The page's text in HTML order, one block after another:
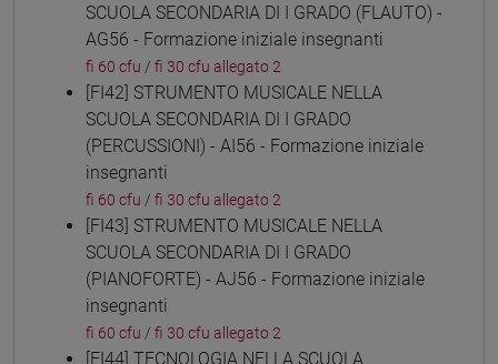
SCUOLA SECONDARIA DI I GRADO (FLAUTO) -
AG56 - Formazione iniziale insegnanti
fi 60 cfu / fi 30 cfu allegato 2
[FI42] STRUMENTO MUSICALE NELLA
SCUOLA SECONDARIA DI I GRADO
(PERCUSSIONI) - AI56 - Formazione iniziale
insegnanti
fi 60 cfu / fi 30 cfu allegato 2
[FI43] STRUMENTO MUSICALE NELLA
SCUOLA SECONDARIA DI I GRADO
(PIANOFORTE) - AJ56 - Formazione iniziale
insegnanti
fi 60 cfu / fi 30 cfu allegato 2
[FI44] TECNOLOGIA NELLA SCUOLA